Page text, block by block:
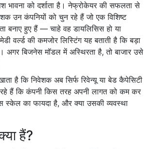
भावना को दर्शाता है। नेफ्रोकेयर की सफलता से
उन कंपनियों को चुन रहे हैं जो एक विशिष्ट
बनाए हुए हैं — चाहे वह डायलिसिस हो या
वर्ल्ड की कमजोर लिस्टिंग यह बताती है कि बड़ा
अगर बिजनेस मॉडल में अस्थिरता है, तो बाजार उसे
है कि निवेशक अब सिर्फ रिवेन्यू या बेड कैपेसिटी
हैं कि कंपनी किस तरह अपनी लागत को कम कर
स्केल का फायदा है, और क्या उसकी व्यवस्था
हैं?